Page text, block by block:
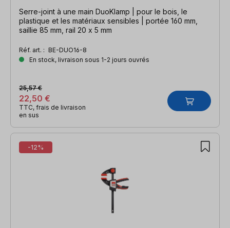
Serre-joint à une main DuoKlamp | pour le bois, le
plastique et les matériaux sensibles | portée 160 mm,
saillie 85 mm, rail 20 x 5 mm
Réf. art. : BE-DUO16-8
En stock, livraison sous 1-2 jours ouvrés
22,50 €
25,57 €
TTC, frais de livraison
en sus
-12%